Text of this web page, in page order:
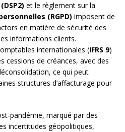
et le règlement sur la
(RGPD) imposent de
en matière de sécurité des
informations clients.
internationales (IFRS 9)
cessions de créances, avec des
ce qui peut
structures d’affacturage pour
pandémie, marqué par des
incertitudes géopolitiques,